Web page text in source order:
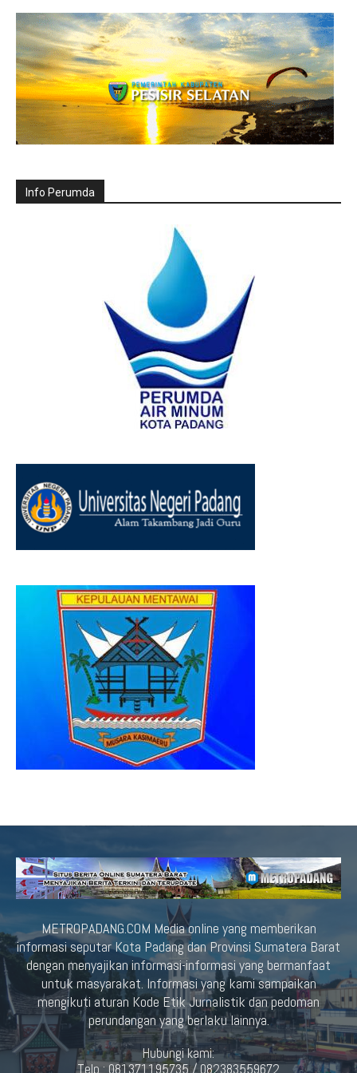
Info Perumda
METROPADANG.COM Media online yang memberikan
informasi seputar Kota Padang dan Provinsi Sumatera Barat
dengan menyajikan informasi-informasi yang bermanfaat
untuk masyarakat. Informasi yang kami sampaikan
mengikuti aturan Kode Etik Jurnalistik dan pedoman
perundangan yang berlaku lainnya.
Hubungi kami:
Telp : 081371195735 / 082383559672